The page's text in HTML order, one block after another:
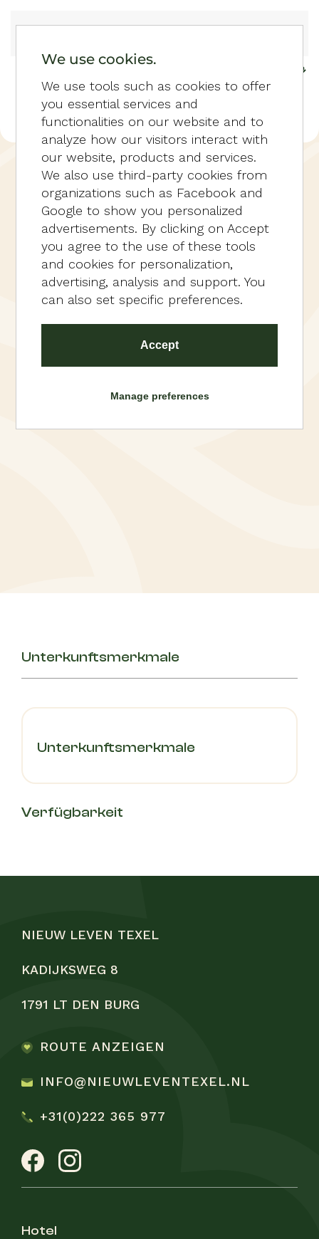
HOME RESERVIEREN
NATUURSUITE
(SUPERIOR)
Unterkunftsmerkmale
Unterkunftsmerkmale
Verfügbarkeit
NIEUW LEVEN TEXEL
KADIJKSWEG 8
1791 LT DEN BURG
ROUTE ANZEIGEN
INFO@NIEUWLEVENTEXEL.NL
+31(0)222 365 977
hotel
We use cookies.
We use tools such as cookies to offer
you essential services and
functionalities on our website and to
analyze how our visitors interact with
our website, products and services.
We also use third-party cookies from
organizations such as Facebook and
Google to show you personalized
advertisements. By clicking on Accept
you agree to the use of these tools
and cookies for personalization,
advertising, analysis and support. You
can also set specific preferences.
Accept
Manage preferences